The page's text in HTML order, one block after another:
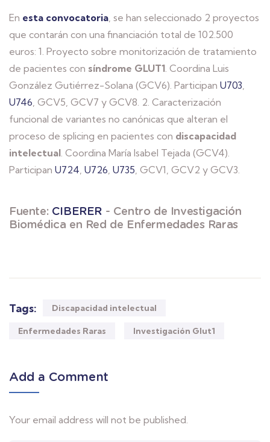
En esta convocatoria , se han seleccionado 2 proyectos
que contarán con una financiación total de 102.500
euros: 1. Proyecto sobre monitorización de tratamiento
de pacientes con síndrome GLUT1 . Coordina Luis
González Gutiérrez-Solana (GCV6). Participan U703
U746 , GCV5, GCV7 y GCV8. 2. Caracterización
funcional de variantes no canónicas que alteran el
proceso de splicing en pacientes con discapacidad
intelectual . Coordina María Isabel Tejada (GCV4).
Participan U724 U726 U735 , GCV1, GCV2 y GCV3.
Fuente: CIBERER - Centro de Investigación
Biomédica en Red de Enfermedades Raras
Tags: Discapacidad intelectual
Enfermedades Raras Investigación Glut1
Add a Comment
Your email address will not be published.